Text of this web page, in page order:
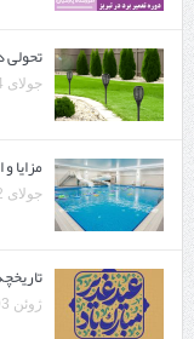
جولای 14, 2025
مزایا
جولای 12, 2025
ژوئن 03, 2025